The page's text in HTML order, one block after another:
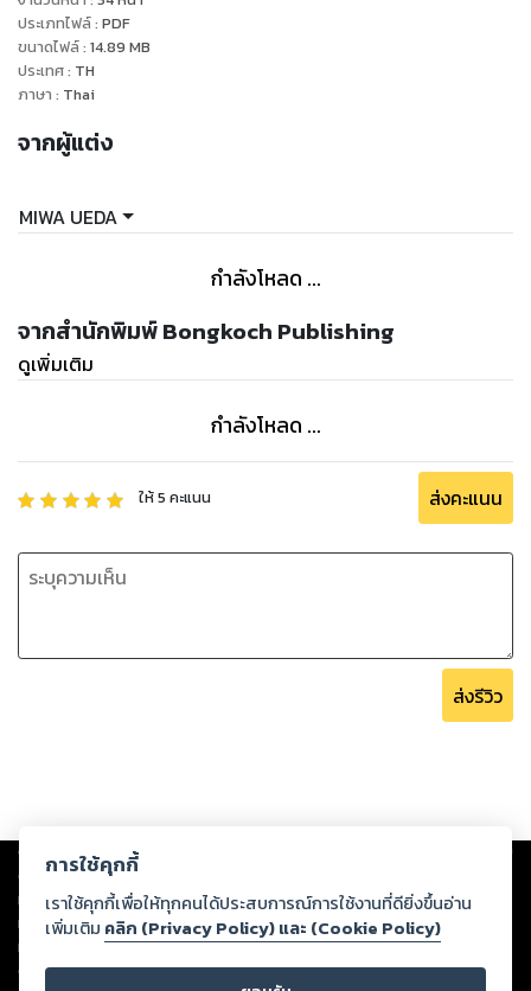
ประเภทไฟล์: PDF
ขนาดไฟล์: 14.89 MB
ประเทศ: TH
ภาษา : Thai
จากผู้แต่ง
MIWA UEDA
กำลังโหลด ...
จากสำนักพิมพ์ Bongkoch Publishing
ดูเพิ่มเติม
กำลังโหลด ...
ให้5 คะแนน ส่งคะแนน
ส่งรีวิว
Copyright © 2026
ต่อผลงานหรือเนื้อหาใดที่อัปโหลดผ่านเว็บไซต์และปรากฏว่าละเมิดสิทธิใน
ทรัพย์สินทางปัญญาของบุคคลอื่นหรือขัดต่อกฎหมายและศีลธรรม ดังนั้น ผู้อ่าน
ทุกท่านโปรดใช้วิจารณญาณในการกลั่นกรองด้วยตนเอง และหากท่านพบว่าส่วน
หนึ่งส่วนใดขัดต่อกฎหมายและศีลธรรม กรุณาแจ้งมายังบริษัท เพื่อทีมงานจะได้
ดำเนินการในทันที ทั้งนี้ ทางสตอรี่ล็อกขอสงวนลิขสิทธิ์ตามพระราชบัญญัติ
การใช้คุกกี้
เราใช้คุกกี้เพื่อให้ทุกคนได้ประสบการณ์การใช้งานที่ดียิ่งขึ้นอ่าน
เพิ่มเติม คลิก (Privacy Policy) และ (Cookie Policy)